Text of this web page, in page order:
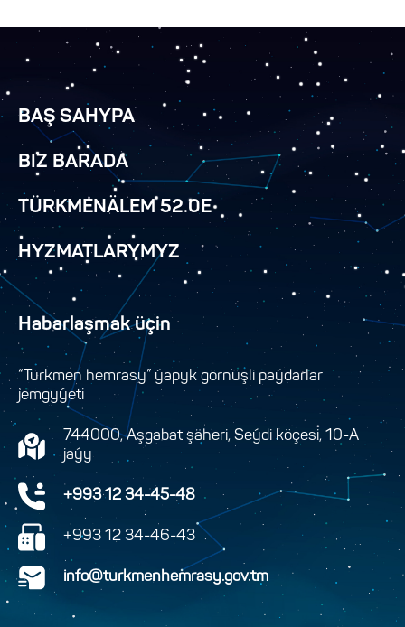
BAŞ SAHYPA
BIZ BARADA
TÜRKMENÄLEM 52.0E
HYZMATLARYMYZ
Habarlaşmak üçin
“Türkmen hemrasy” ýapyk görnüşli paýdarlar
jemgyýeti
744000, Aşgabat şäheri, Seýdi köçesi, 10-A
jaýy
+993 12 34-45-48
+993 12 34-46-43
info@turkmenhemrasy.gov.tm